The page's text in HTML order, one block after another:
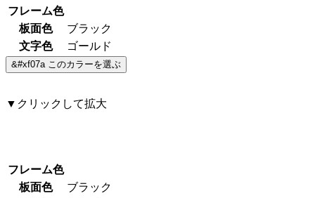
フレーム色
板面色
ブラック
文字色
ゴールド
▼クリックして拡大
フレーム色
板面色
ブラック